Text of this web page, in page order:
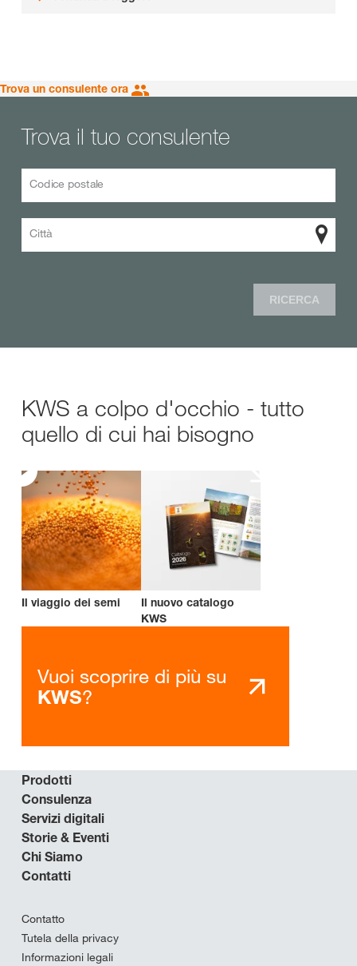
Trova un consulente ora
Trova il tuo consulente
Codice postale
Città
RICERCA
KWS a colpo d'occhio - tutto
quello di cui hai bisogno
Il viaggio dei semi
Il nuovo catalogo
KWS
Vuoi scoprire di più su
KWS?
Prodotti
Consulenza
Servizi digitali
Storie & Eventi
Chi Siamo
Contatti
Contatto
Tutela della privacy
Informazioni legali